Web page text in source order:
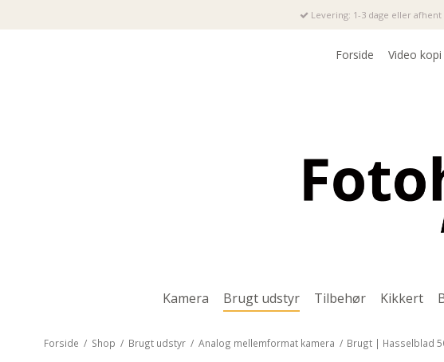
Levering: 1-3 dage eller
Forside Video kopi
Kamera Brugt udstyr Tilbehør Kikkert
Forside / Shop / Brugt udstyr / Analog mellemformat kamera / Brugt | Hasselblad